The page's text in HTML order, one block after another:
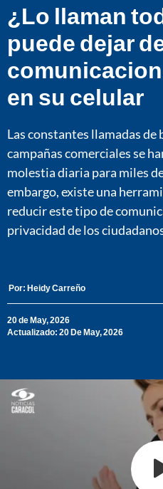
¿Lo llaman
puede dejar
en su celular
Las constantes llamadas de
campañas comerciales se
molestia diaria para miles
embargo, existe una
reducir este tipo de
privacidad de los
Por: Heidy Carreño
20 de May, 2026
Actualizado: 20 De May, 2026